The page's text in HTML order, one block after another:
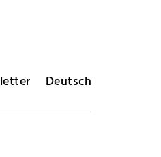
Deutsch